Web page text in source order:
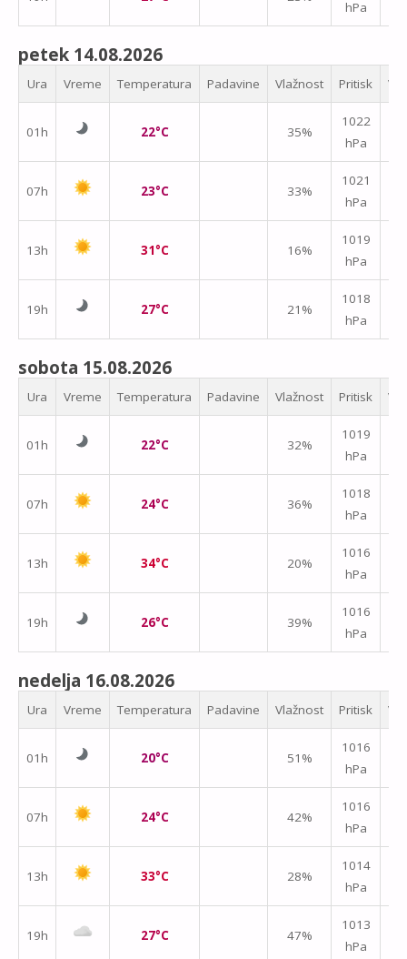
hPa
petek 14.08.2026
Ura Vreme Temperatura Padavine Vlažnost Pritisk
01h 22°C 35%
1022
hPa
07h 23°C 33%
1021
hPa
13h 31°C 16%
1019
hPa
19h 27°C 21%
1018
hPa
sobota 15.08.2026
Ura Vreme Temperatura Padavine Vlažnost Pritisk
01h 22°C 32%
1019
hPa
07h 24°C 36%
1018
hPa
13h 34°C 20%
1016
hPa
19h 26°C 39%
1016
hPa
nedelja 16.08.2026
Ura Vreme Temperatura Padavine Vlažnost Pritisk
01h 20°C 51%
1016
hPa
07h 24°C 42%
1016
hPa
13h 33°C 28%
1014
hPa
19h 27°C 47%
1013
hPa